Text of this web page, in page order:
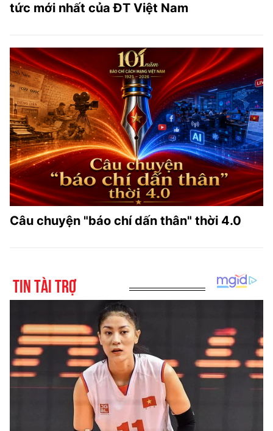
tức mới nhất của ĐT Việt Nam
Câu chuyện "báo chí dấn thân" thời 4.0